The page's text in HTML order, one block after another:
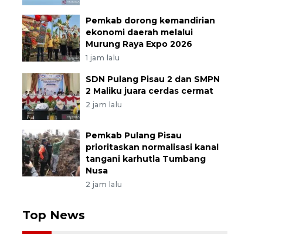
Pemkab dorong kemandirian
ekonomi daerah melalui
Murung Raya Expo 2026
1 jam lalu
SDN Pulang Pisau 2 dan SMPN
2 Maliku juara cerdas cermat
2 jam lalu
Pemkab Pulang Pisau
prioritaskan normalisasi kanal
tangani karhutla Tumbang
Nusa
2 jam lalu
Top News